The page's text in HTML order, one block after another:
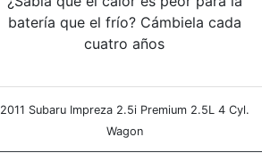
batería que el frío? Cámbiela cada
cuatro años
2011 Subaru Impreza 2.5i Premium 2.5L 4 Cyl.
Wagon